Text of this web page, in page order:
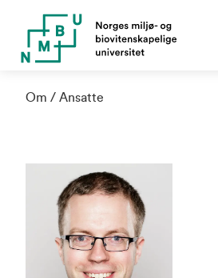
Om Ansatte